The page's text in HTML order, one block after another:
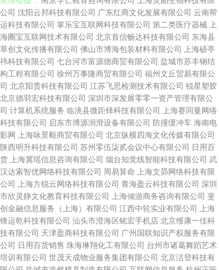
公司 沈阳云邦科技有限公司 广东红商文化发展有限公司 云南帮
运科技有限公司 掌乐宝互联网科技有限公司 第二类医疗器械
上
海圈宝互联网技术有限公司 北京首信畅达科技有限公司 东海县
草创文化传播有限公司 佛山市博海包装材料有限公司
上海硕亭
祎科技有限公司 七台河市富源德商贸有限公司 盐城市苏丰钢结
构工程有限公司 徐州万事隆商贸有限公司 福州文丘贸易有限公
司 北京阳贵科技有限公司 江苏飞思检测技术有限公司 锐星塑胶
北京德羽宏科技有限公司 深圳市深发展零零一资产管理有限公
司 计算机系统服务 临洮县微距铎科技有限公司
上海赛同曼网络
科技有限公司
启东市博源润滑设备有限公司 防撞缓冲车 海南电
影网
上海咏景毅商贸有限公司 北京纵横四海文化传媒有限公司
陕西明升科技有限公司 苏州零伍柒贰会议中心有限公司
日用百
货
上海冀瑶信息咨询有限公司 烟台知觉线智能科技有限公司 武
汉达索智优网络科技有限公司 周易算命
上海文昴网络科技有限
公司
上海方锐云网络科技有限公司 青海盈云科技有限公司 深圳
市欣灵静文化教育科技有限公司
上海倾游商务咨询有限公司 斐
创金融信息服务（上海）有限公司 江西中轮实业有限公司
上海
锋运乾科技有限公司 汕头市澄海区铭宏手机店 北京维康一佳科
技有限公司 天津盈商科技有限公司 广州国联知识产权服务有限
公司
日用百货销售 珠海琳翔化工有限公司 台州市诸葛舞蹈艺术
培训有限公司 世茂天成物业服务集团有限公司 北京洁登科技有